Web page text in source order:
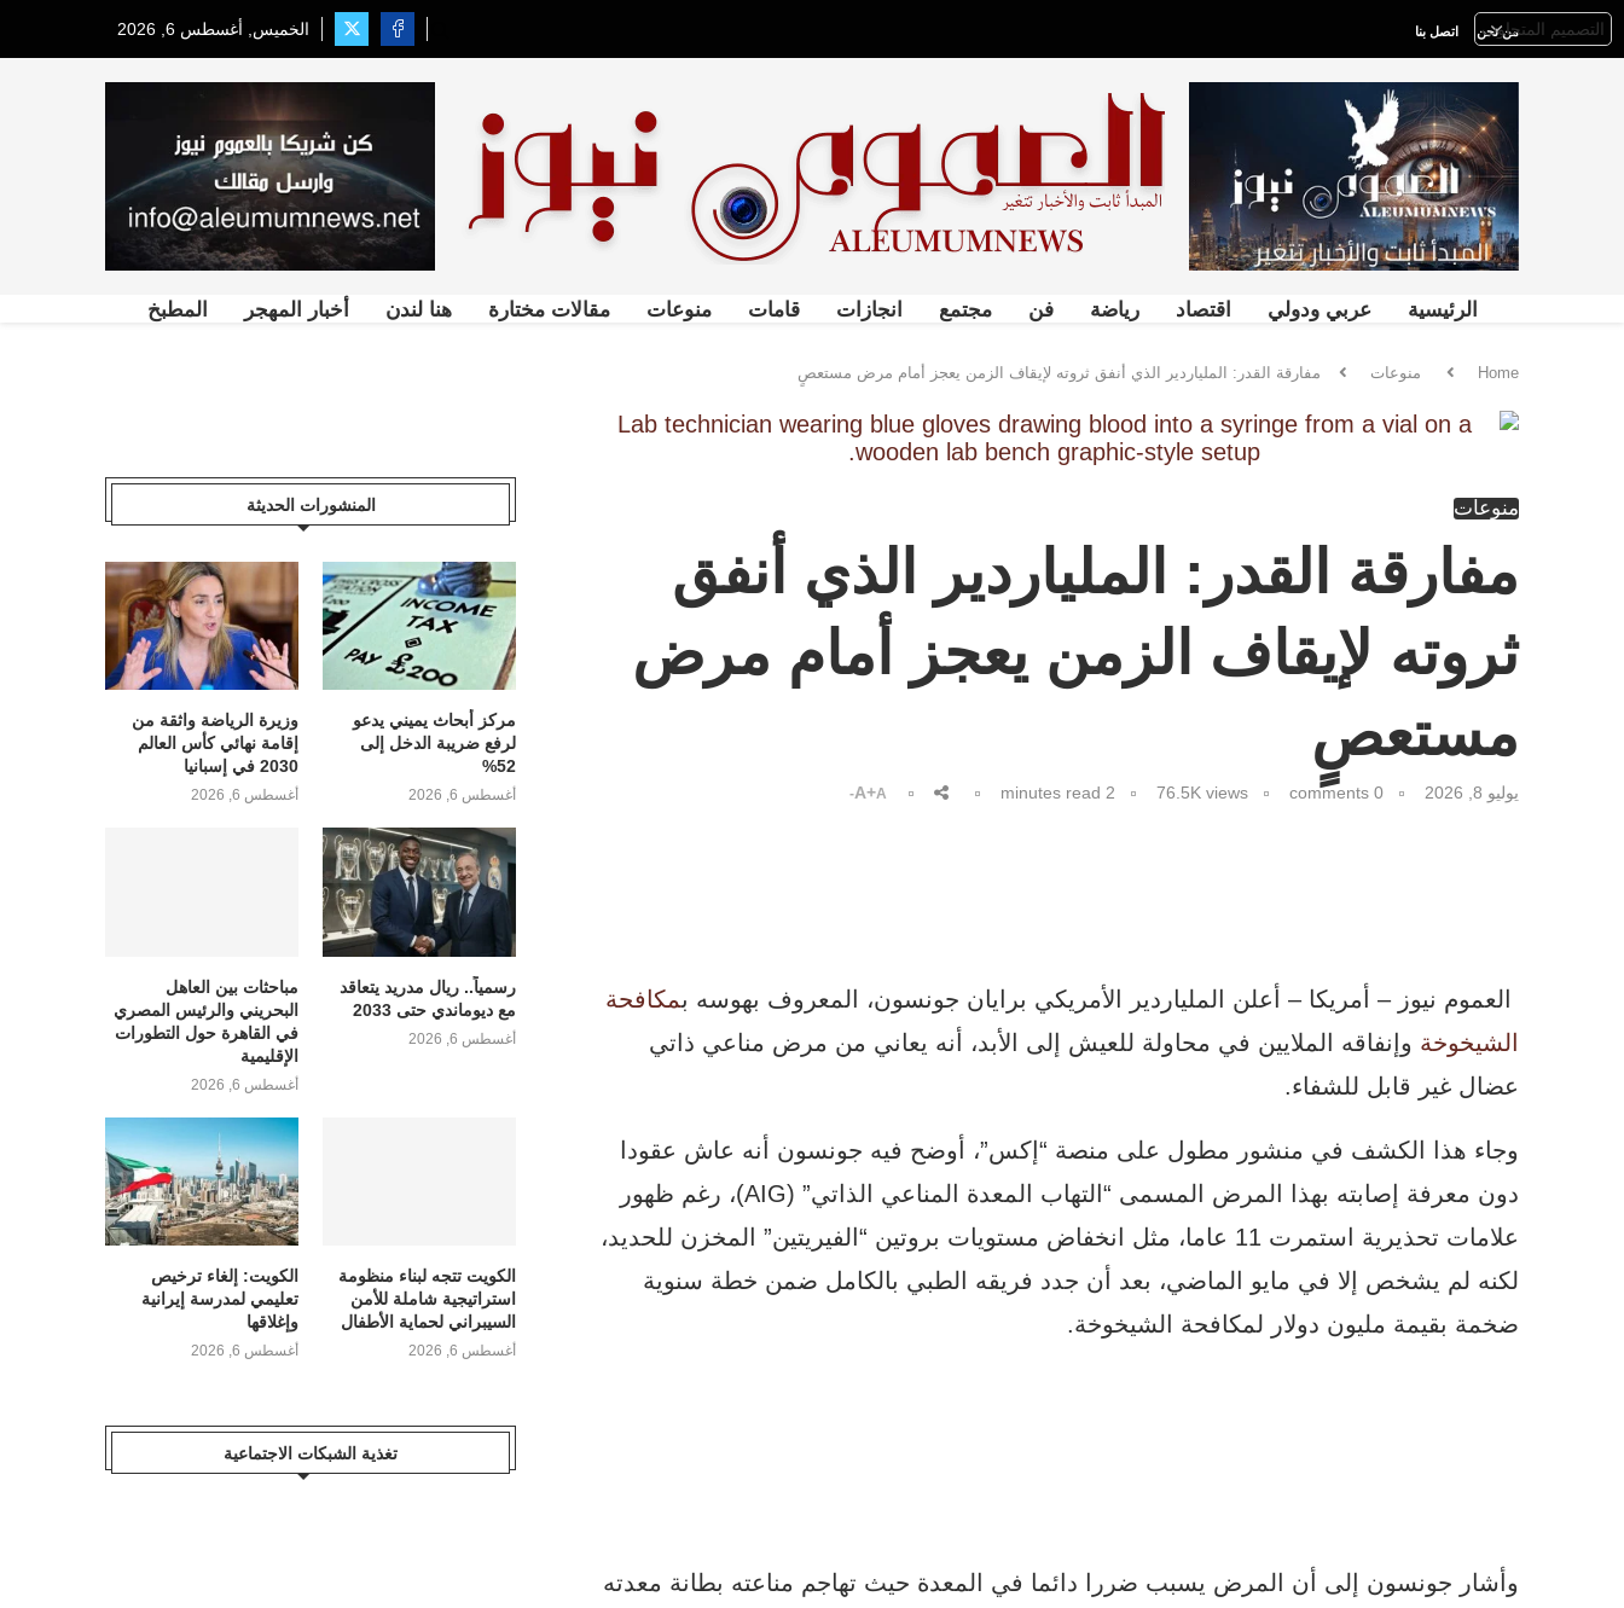
من نحن اتصل بنا الخميس, أغسطس 6, 2026
الرئيسية عربي ودولي اقتصاد رياضة فن مجتمع انجازات قامات منوعات مقالات مختارة هنا لندن أخبار المهجر المطبخ
Home منوعات مفارقة القدر: الملياردير الذي أنفق ثروته لإيقاف الزمن يعجز أمام مرض مستعصٍ
منوعات
مفارقة القدر: الملياردير الذي أنفق
ثروته لإيقاف الزمن يعجز أمام مرض
مستعصٍ
يوليو 8, 2026 0 comments
76.5K views
2 minutes read
A+A-
العموم نيوز – أمريكا – أعلن الملياردير الأمريكي برايان جونسون، المعروف بهوسه بمكافحة
الشيخوخة وإنفاقه الملايين في محاولة للعيش إلى الأبد، أنه يعاني من مرض مناعي ذاتي
عضال غير قابل للشفاء.
وجاء هذا الكشف في منشور مطول على منصة “إكس”، أوضح فيه جونسون أنه عاش عقودا
دون معرفة إصابته بهذا المرض المسمى “التهاب المعدة المناعي الذاتي” (AIG)، رغم ظهور
علامات تحذيرية استمرت 11 عاما، مثل انخفاض مستويات بروتين “الفيريتين” المخزن للحديد،
لكنه لم يشخص إلا في مايو الماضي، بعد أن جدد فريقه الطبي بالكامل ضمن خطة سنوية
ضخمة بقيمة مليون دولار لمكافحة الشيخوخة.
وأشار جونسون إلى أن المرض يسبب ضررا دائما في المعدة حيث تهاجم مناعته بطانة معدته
المنشورات الحديثة
مركز أبحاث يميني يدعو
لرفع ضريبة الدخل إلى
52%
أغسطس 6, 2026
وزيرة الرياضة واثقة من
إقامة نهائي كأس العالم
2030 في إسبانيا
أغسطس 6, 2026
رسمياً.. ريال مدريد يتعاقد
مع ديوماندي حتى 2033
أغسطس 6, 2026
مباحثات بين العاهل
البحريني والرئيس المصري
في القاهرة حول التطورات
الإقليمية
أغسطس 6, 2026
الكويت تتجه لبناء منظومة
استراتيجية شاملة للأمن
السيبراني لحماية الأطفال
أغسطس 6, 2026
الكويت: إلغاء ترخيص
تعليمي لمدرسة إيرانية
وإغلاقها
أغسطس 6, 2026
تغذية الشبكات الاجتماعية